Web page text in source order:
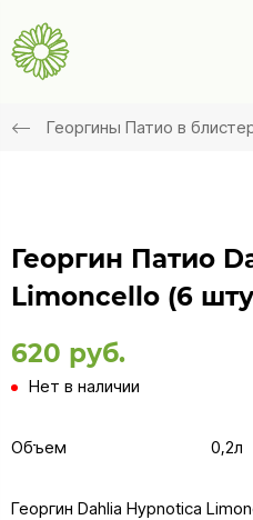
Георгины Патио в
Георгин Патио
Limoncello (6
620 руб.
Нет в наличии
Объем 0,2л
Георгин Dahlia Hypnotica